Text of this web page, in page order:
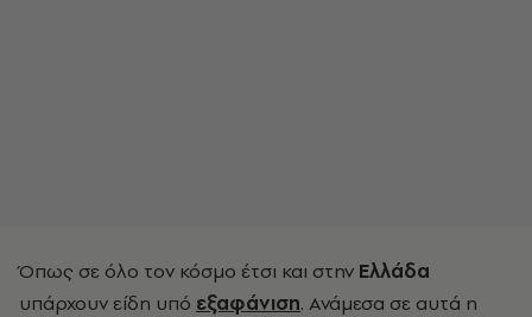
Όπως σε όλο τον κόσμο έτσι και στην Ελλάδα
υπάρχουν είδη υπό εξαφάνιση. Ανάμεσα σε αυτά η